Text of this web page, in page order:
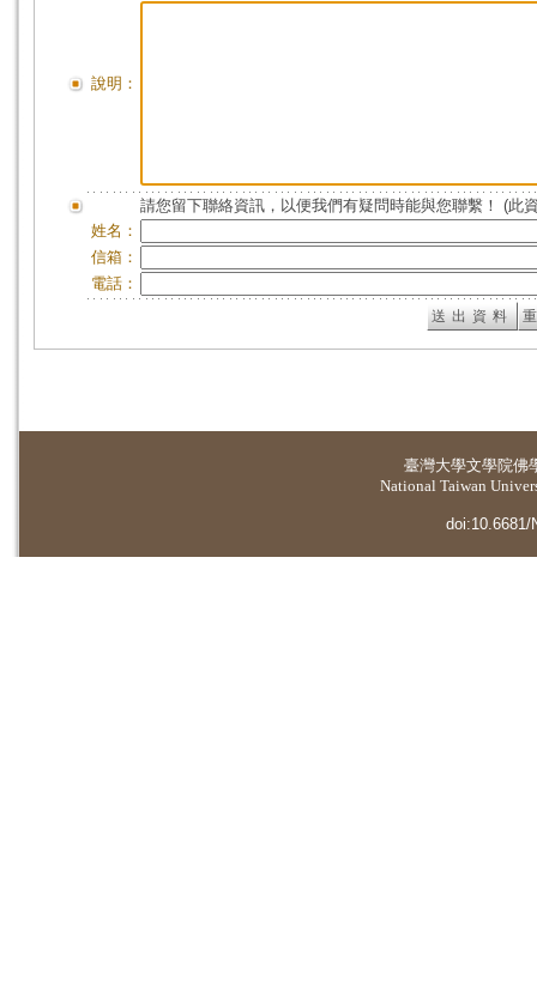
說明：
請您留下聯絡資訊，以便我們有疑問時能與您聯繫！ (此
姓名：
信箱：
電話：
臺灣大學文學院佛
National Taiwan
doi:10.6681/